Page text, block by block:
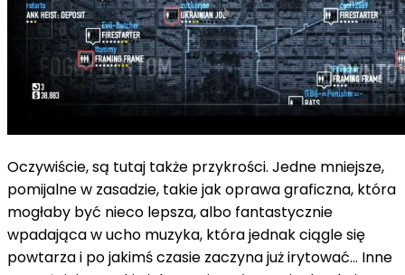
Oczywiście, są tutaj także przykrości. Jedne mniejsze,
pomijalne w zasadzie, takie jak oprawa graficzna, która
mogłaby być nieco lepsza, albo fantastycznie
wpadająca w ucho muzyka, która jednak ciągle się
powtarza i po jakimś czasie zaczyna już irytować... Inne